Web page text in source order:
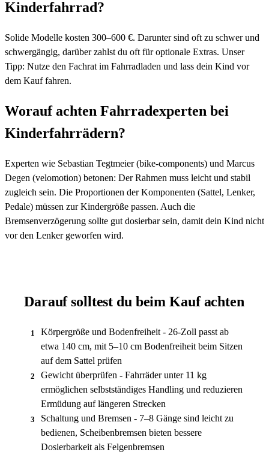
Kinderfahrrad?
Solide Modelle kosten 300–600 €. Darunter sind oft zu schwer und
schwergängig, darüber zahlst du oft für optionale Extras. Unser
Tipp: Nutze den Fachrat im Fahrradladen und lass dein Kind vor
dem Kauf fahren.
Worauf achten Fahrradexperten bei
Kinderfahrrädern?
Experten wie Sebastian Tegtmeier (bike-components) und Marcus
Degen (velomotion) betonen: Der Rahmen muss leicht und stabil
zugleich sein. Die Proportionen der Komponenten (Sattel, Lenker,
Pedale) müssen zur Kindergröße passen. Auch die
Bremsenverzögerung sollte gut dosierbar sein, damit dein Kind nicht
vor den Lenker geworfen wird.
Darauf solltest du beim Kauf achten
1
Körpergröße und Bodenfreiheit - 26-Zoll passt ab
etwa 140 cm, mit 5–10 cm Bodenfreiheit beim Sitzen
auf dem Sattel prüfen
2
Gewicht überprüfen - Fahrräder unter 11 kg
ermöglichen selbstständiges Handling und reduzieren
Ermüdung auf längeren Strecken
3
Schaltung und Bremsen - 7–8 Gänge sind leicht zu
bedienen, Scheibenbremsen bieten bessere
Dosierbarkeit als Felgenbremsen